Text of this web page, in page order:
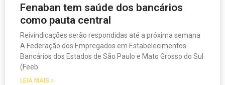
Fenaban tem saúde dos bancários
como pauta central
Reivindicações serão respondidas até a próxima semana
A Federação dos Empregados em Estabelecimentos
Bancários dos Estados de São Paulo e Mato Grosso do Sul
(Feeb
LEIA MAIS »